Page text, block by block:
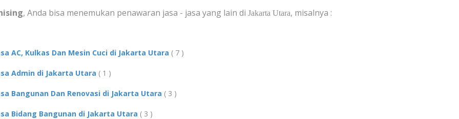
, Anda bisa menemukan penawaran jasa - jasa yang lain di Jakarta Utara, misalnya :
AC, Kulkas Dan Mesin Cuci di Jakarta Utara ( 7 )
Admin di Jakarta Utara ( 1 )
Bangunan Dan Renovasi di Jakarta Utara ( 3 )
Bidang Bangunan di Jakarta Utara ( 3 )